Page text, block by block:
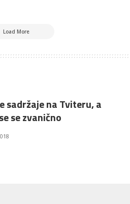
Load More
sadržaje na Tviteru, a
se zvanično